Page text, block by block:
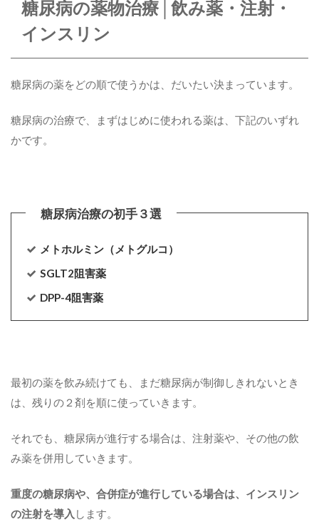
糖尿病の薬物治療│飲み薬・注射・
インスリン
糖尿病の薬をどの順で使うかは、だいたい決まっています。
糖尿病の治療で、まずはじめに使われる薬は、下記のいずれ
かです。
メトホルミン（メトグルコ）
SGLT2阻害薬
DPP-4阻害薬
最初の薬を飲み続けても、まだ糖尿病が制御しきれないとき
は、残りの２剤を順に使っていきます。
それでも、糖尿病が進行する場合は、注射薬や、その他の飲
み薬を併用していきます。
重度の糖尿病や、合併症が進行している場合は、インスリン
の注射を導入 します。